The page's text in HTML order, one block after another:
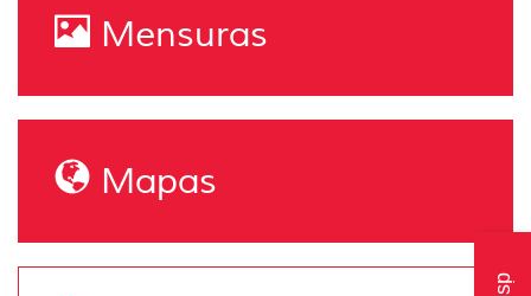
Mensuras
Mapas